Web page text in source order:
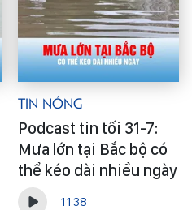
Tin Nóng
Podcast tin tối 31-7:
Mưa lớn tại Bắc bộ có
thể kéo dài nhiều ngày
11:38